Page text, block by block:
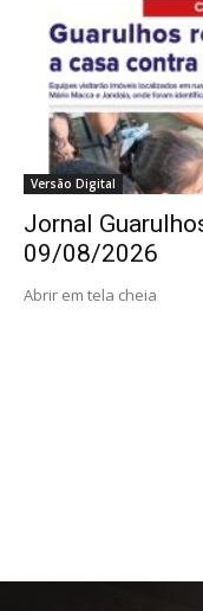
Versão Digital
Jornal
09/08/2026
Abrir em tela cheia